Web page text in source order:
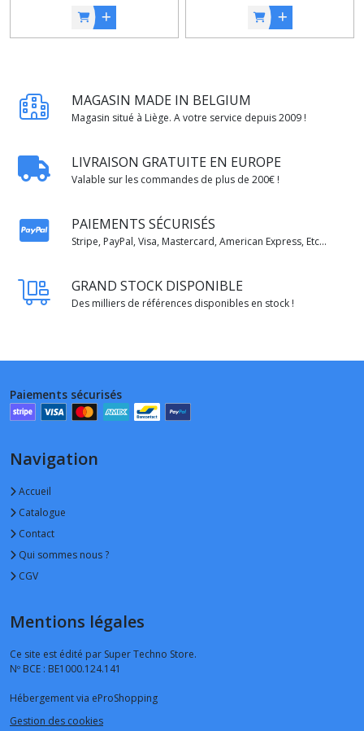
MAGASIN MADE IN BELGIUM
Magasin situé à Liège. A votre service depuis 2009 !
LIVRAISON GRATUITE EN EUROPE
Valable sur les commandes de plus de 200€ !
PAIEMENTS SÉCURISÉS
Stripe, PayPal, Visa, Mastercard, American Express, Etc...
GRAND STOCK DISPONIBLE
Des milliers de références disponibles en stock !
Paiements sécurisés
Navigation
Accueil
Catalogue
Contact
Qui sommes nous ?
CGV
Mentions légales
Ce site est édité par Super Techno Store.
Nº BCE : BE1000.124.141
Hébergement via eProShopping
Gestion des cookies